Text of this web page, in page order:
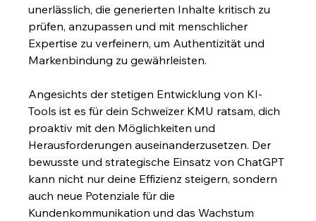
unerlässlich, die generierten Inhalte kritisch zu
prüfen, anzupassen und mit menschlicher
Expertise zu verfeinern, um Authentizität und
Markenbindung zu gewährleisten.
Angesichts der stetigen Entwicklung von KI-
Tools ist es für dein Schweizer KMU ratsam, dich
proaktiv mit den Möglichkeiten und
Herausforderungen auseinanderzusetzen. Der
bewusste und strategische Einsatz von ChatGPT
kann nicht nur deine Effizienz steigern, sondern
auch neue Potenziale für die
Kundenkommunikation und das Wachstum